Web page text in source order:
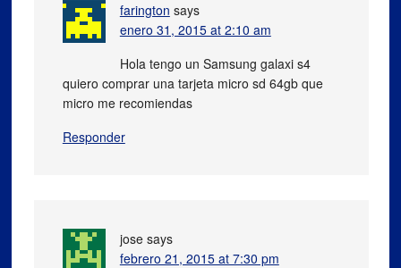
farington says
enero 31, 2015 at 2:10 am
Hola tengo un Samsung galaxi s4
quiero comprar una tarjeta micro sd 64gb que
micro me recomiendas
Responder
jose says
febrero 21, 2015 at 7:30 pm